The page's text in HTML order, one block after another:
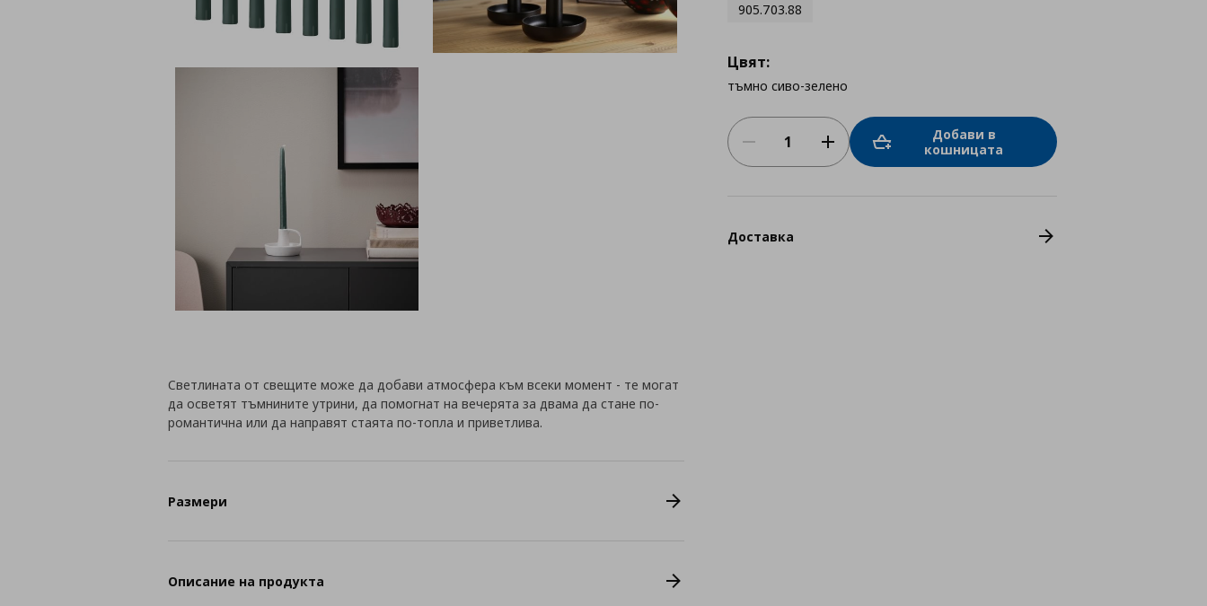
905.703.88
Цвят:
тъмно сиво-зелено
Добави в
кошницата
Доставка
Светлината от свещите може да добави атмосфера към всеки момент - те могат
да осветят тъмнините утрини, да помогнат на вечерята за двама да стане по-
романтична или да направят стаята по-топла и приветлива.
Размери
Описание на продукта